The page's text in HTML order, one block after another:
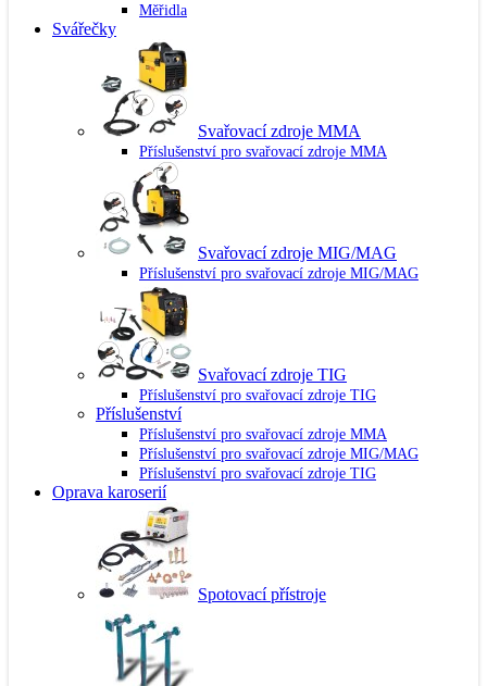
Měřidla
Svářečky
Svařovací zdroje MMA
Příslušenství pro svařovací zdroje MMA
Svařovací zdroje MIG/MAG
Příslušenství pro svařovací zdroje MIG/MAG
Svařovací zdroje TIG
Příslušenství pro svařovací zdroje TIG
Příslušenství
Příslušenství pro svařovací zdroje MMA
Příslušenství pro svařovací zdroje MIG/MAG
Příslušenství pro svařovací zdroje TIG
Oprava karoserií
Spotovací přístroje